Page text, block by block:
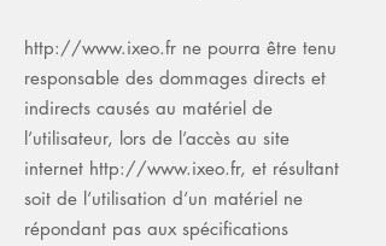
http://www.ixeo.fr ne pourra être tenu
responsable des dommages directs et
indirects causés au matériel de
l’utilisateur, lors de l’accès au site
internet http://www.ixeo.fr, et résultant
soit de l’utilisation d’un matériel ne
répondant pas aux spécifications